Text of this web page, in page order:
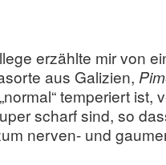
erzählte mir von
aus Galizien,
temperiert ist,
scharf sind, so
nerven- und